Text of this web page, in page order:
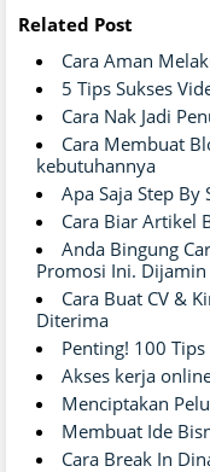
Related Post
Cara Aman
5 Tips Sukses
Cara Nak Jadi
Cara Membuat
kebutuhannya
Apa Saja Step
Cara Biar Artikel
Anda Bingung
Promosi Ini. Dijamin
Cara Buat CV &
Diterima
Penting! 100
Akses kerja
Menciptakan
Membuat Ide
Cara Break In